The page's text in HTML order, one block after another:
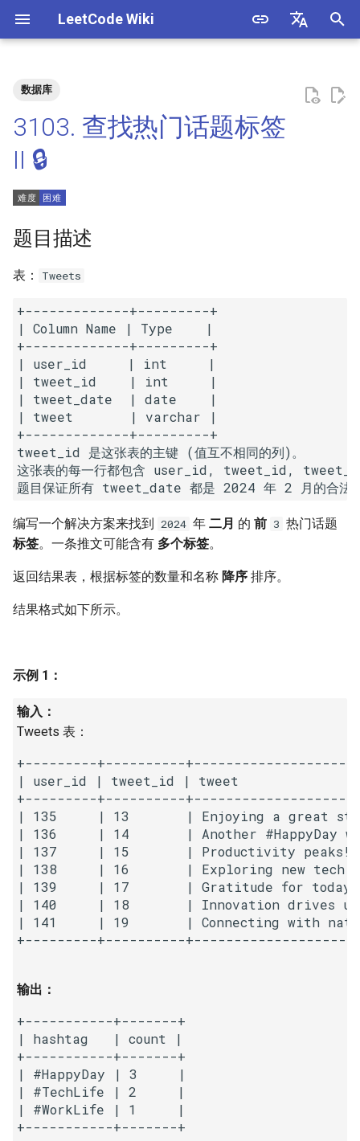
LeetCode Wiki
在
始
化
搜
索
擎
解法
方法一：正则匹配
4. 二维数组中的查找
5. 替换空格
6. 从尾到头打印链表
7. 重建二叉树
9. 用两个栈实现队列
10.1. 斐波那契数列
10.2. 青蛙跳台阶问题
11. 旋转数组的最小数字
12. 矩阵中的路径
14.1. 剪绳子
14.2. 剪绳子 II
15. 二进制中 1 的个数
18. 删除链表的节点
19. 正则表达式匹配
20. 表示数值的字符串
21. 调整数组顺序使奇数位于
偶数前面
22. 链表中倒数第 k 个节点
25. 合并两个排序的链表
26. 树的子结构
27. 二叉树的镜像
28. 对称的二叉树
2. 二进制加法
3. 前 n 个数字二进制中 1 的个
数
4. 只出现一次的数字
5. 单词长度的最大乘积
6. 排序数组中两个数字之和
7. 数组中和为 0 的三个数
8. 和大于等于 target 的最短子
数组
9. 乘积小于 K 的子数组
11. 和 1 个数相同的子数组
12. 左右两边子数组的和相等
13. 二维子矩阵的和
16. 不含重复字符的最长子字
符串
17. 含有所有字符的最短字符
串
18. 有效的回文
19. 最多删除一个字符得到回
文
21. 删除链表的倒数第 n 个结
22. 链表中环的入口节点
23. 两个链表的第一个重合节
点
1.2. 判定是否互为字符重排
1.3. URL 化
1.4. 回文排列
1.5. 一次编辑
1.6. 字符串压缩
1.7. 旋转矩阵
1.8. 零矩阵
1.9. 字符串轮转
2.1. 移除重复节点
2.3. 删除中间节点
2.4. 分割链表
2.5. 链表求和
2.8. 环路检测
3.1. 三合一
3.2. 栈的最小值
3.3. 堆盘子
3.4. 化栈为队
3.5. 栈排序
4.1. 节点间通路
4.2. 最小高度树
4.3. 特定深度节点链表
4.4. 检查平衡性
数据库
3103. 查找热门话题标签
II 🔒
题目描述
表： Tweets
+-------------+---------+
| Column Name | Type    |
+-------------+---------+
| user_id     | int     |
| tweet_id    | int     |
| tweet_date  | date    |
| tweet       | varchar |
+-------------+---------+
tweet_id 是这张表的主键 (值互不相同的列)。
这张表的每一行都包含 user_id, tweet_id,
题目保证所有 tweet_date 都是 2024 年 2 月的合法
编写一个解决方案来找到 2024 年 二月 的 前 3 热门话题
标签。一条推文可能含有 多个标签。
返回结果表，根据标签的数量和名称 降序 排序。
结果格式如下所示。
示例 1：
输入：
Tweets 表：
+---------+----------
| user_id | tweet_id | tweet
+---------+----------
| 135     | 13       | Enjoying a great start
| 136     | 14       | Another #HappyDay
| 137     | 15       | Productivity peaks!
| 138     | 16       | Exploring new tech
| 139     | 17       | Gratitude for today's
| 140     | 18       | Innovation drives
| 141     | 19       | Connecting with
+---------+----------
输出：
+-----------+-------+
| hashtag   | count |
+-----------+-------+
| #HappyDay | 3     |
| #TechLife | 2     |
| #WorkLife | 1     |
+-----------+-------+